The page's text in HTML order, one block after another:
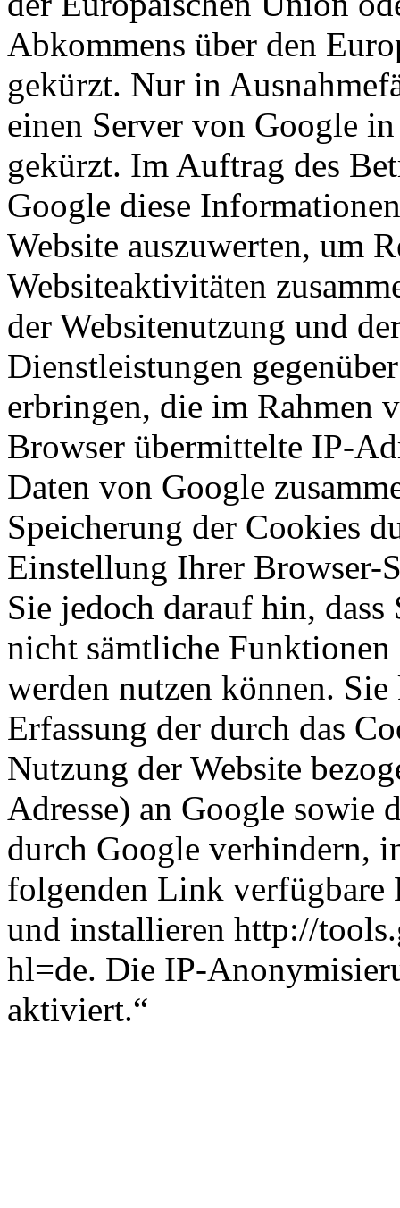
Abkommens über den
gekürzt. Nur in
einen Server von Google
gekürzt. Im Auftrag des
Google diese
Website auszuwerten, um
Websiteaktivitäten
der Websitenutzung und
Dienstleistungen
erbringen, die im Rahmen
Browser übermittelte IP-
Daten von Google
Speicherung der Cookies
Einstellung Ihrer Browser-
Sie jedoch darauf hin,
nicht sämtliche
werden nutzen können.
Erfassung der durch das
Nutzung der Website
Adresse) an Google sowie
durch Google verhindern,
folgenden Link verfügbare
und installieren http://
hl=de. Die IP-
aktiviert.“